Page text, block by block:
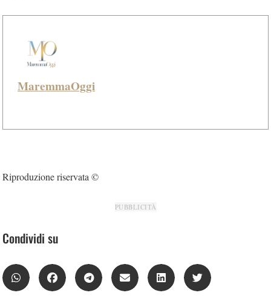
MaremmaOggi
Riproduzione riservata ©
PUBBLICITÀ
Condividi su